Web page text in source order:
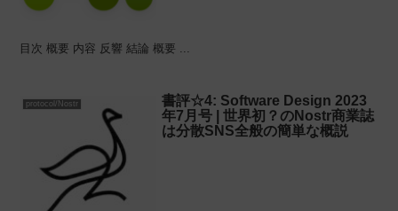
目次 概要 内容 反響 結論 概要 ...
protocol/Nostr
書評☆4: Software Design 2023
年7月号 | 世界初？のNostr商業誌
は分散SNS全般の簡単な概説